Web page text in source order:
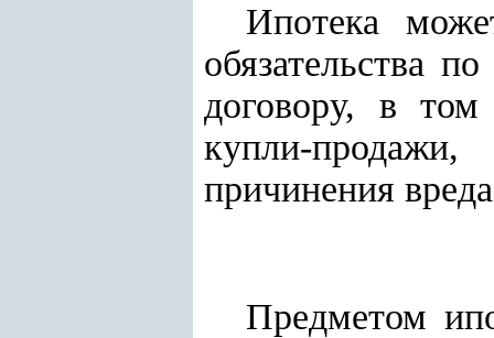
Ипотека
обязательства
договору, в том
купли-
причинения
Предметом